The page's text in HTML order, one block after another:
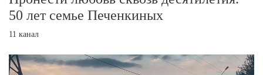
50 лет семье Печенкиных
11 канал